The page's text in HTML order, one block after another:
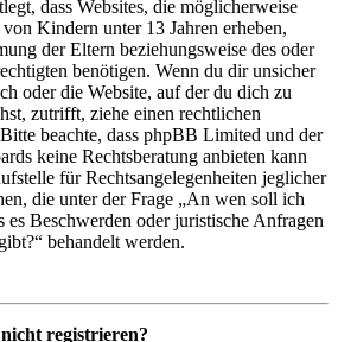
dass Websites, die möglicherweise
Kindern unter 13 Jahren erheben,
der Eltern beziehungsweise des oder
benötigen. Wenn du dir unsicher
oder die Website, auf der du dich zu
zutrifft, ziehe einen rechtlichen
beachte, dass phpBB Limited und der
keine Rechtsberatung anbieten kann
für Rechtsangelegenheiten jeglicher
die unter der Frage „An wen soll ich
es Beschwerden oder juristische Anfragen
behandelt werden.
registrieren?